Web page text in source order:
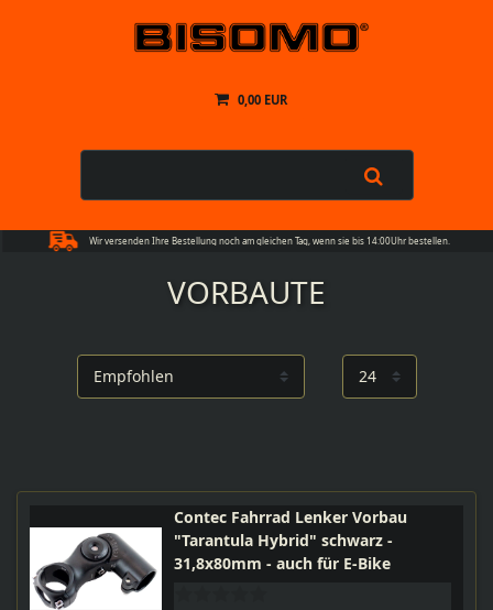
0,00 EUR
Wir versenden Ihre Bestellung noch am gleichen Tag, wenn sie bis 14:00Uhr bestellen.
VORBAUTE
Contec Fahrrad Lenker Vorbau
"Tarantula Hybrid" schwarz -
31,8x80mm - auch für E-Bike